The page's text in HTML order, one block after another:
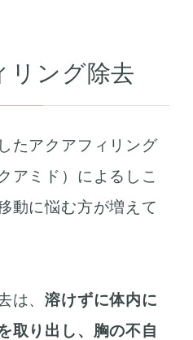
リング除去
たアクアフィリング
アミド）によるしこ
動に悩む方が増えて
は、溶けずに体内に
取り出し、 胸の不自